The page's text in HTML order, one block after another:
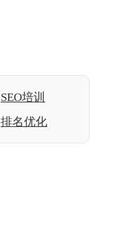
SEO培训
排名优化